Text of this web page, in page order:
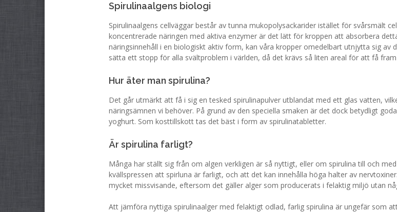
Spirulinaalgens biologi
Spirulinaalgens cellväggar består av tunna mukopolysackarider istället för svårsmält
koncentrerade näringen med aktiva enzymer är det lätt för kroppen att absorbera
näringsinnehåll i en biologiskt aktiv form, kan våra kropper omedelbart utnjytta sig av
sätta ett stopp för alla svältproblem i världen, då det krävs så liten areal för att få
Hur äter man spirulina?
Det går utmärkt att få i sig en tesked spirulinapulver utblandat med ett glas vatten,
näringsämnen vi behöver. På grund av den speciella smaken är det dock betydligt
yoghurt. Som kosttillskott tas det bäst i form av spirulinatabletter.
Är spirulina farligt?
Många har ställt sig från om algen verkligen är så nyttigt, eller om spirulina till och
kvällspressen att spirluna är farligt, och att det kan innehålla höga halter av
mycket missvisande, eftersom det gäller alger som producerats i felaktig miljö utan
Att jämföra nyttiga spirulinaalger med felaktigt odlad, farlig spirulina är ungefär som